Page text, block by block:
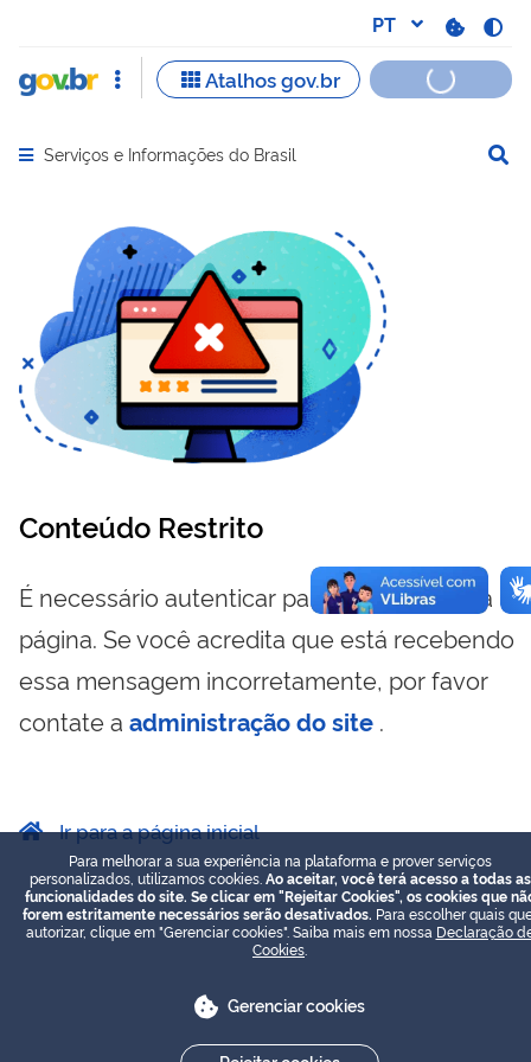
Abrir menu principal de navegação
Serviços e Informações do Brasil
Conteúdo Restrito
É necessário autenticar para visualizar essa
página. Se você acredita que está recebendo
essa mensagem incorretamente, por favor
contate a administração do site .
Ir para a página inicial
Para melhorar a sua experiência na plataforma e prover serviços
personalizados, utilizamos cookies. Ao aceitar, você terá acesso a todas as
funcionalidades do site. Se clicar em "Rejeitar Cookies", os cookies que
forem estritamente necessários serão desativados. Para escolher quais
autorizar, clique em "Gerenciar cookies". Saiba mais em nossa Declaração
Cookies
Gerenciar cookies